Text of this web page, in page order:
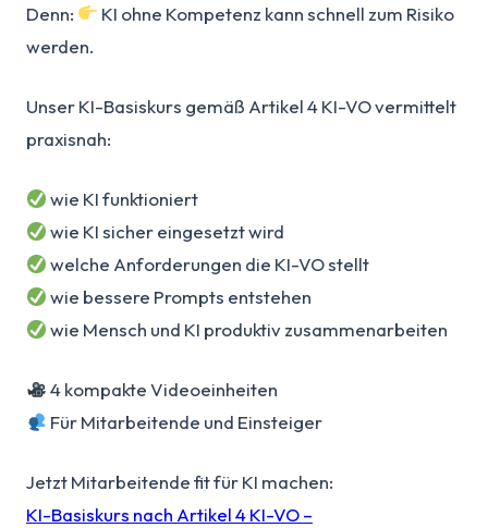
Denn:
KI ohne Kompetenz kann schnell zum Risiko
werden.
Unser KI-Basiskurs gemäß Artikel 4 KI-VO vermittelt
praxisnah:
wie KI funktioniert
wie KI sicher eingesetzt wird
welche Anforderungen die KI-VO stellt
wie bessere Prompts entstehen
wie Mensch und KI produktiv zusammenarbeiten
4 kompakte Videoeinheiten
Für Mitarbeitende und Einsteiger
Jetzt Mitarbeitende fit für KI machen:
KI-Basiskurs nach Artikel 4 KI-VO –